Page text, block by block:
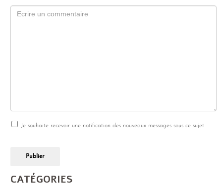
Je souhaite recevoir une notification des nouveaux messages sous ce sujet
Publier
CATÉGORIES